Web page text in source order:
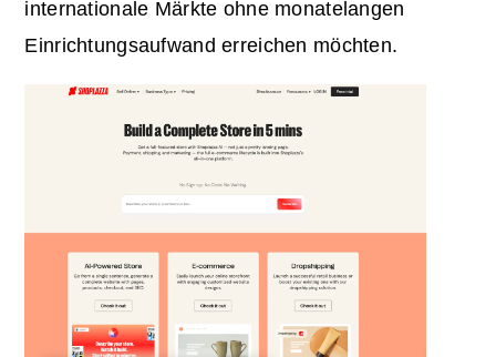
internationale Märkte ohne monatelangen
Einrichtungsaufwand erreichen möchten.